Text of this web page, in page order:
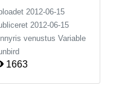
2012-06-15
2012-06-15
venustus Variable
1663